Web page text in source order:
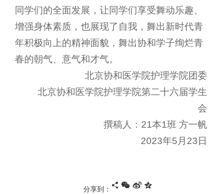
同学们的全面发展，让同学们享受舞动乐趣、
增强身体素质，也展现了自我，舞出新时代青
年积极向上的精神面貌，舞出协和学子绚烂青
春的朝气、意气和才气。
北京协和医学院护理学院团委
北京协和医学院护理学院第二十六届学生
会
撰稿人：21本1班 方一帆
2023年5月23日
分享到：